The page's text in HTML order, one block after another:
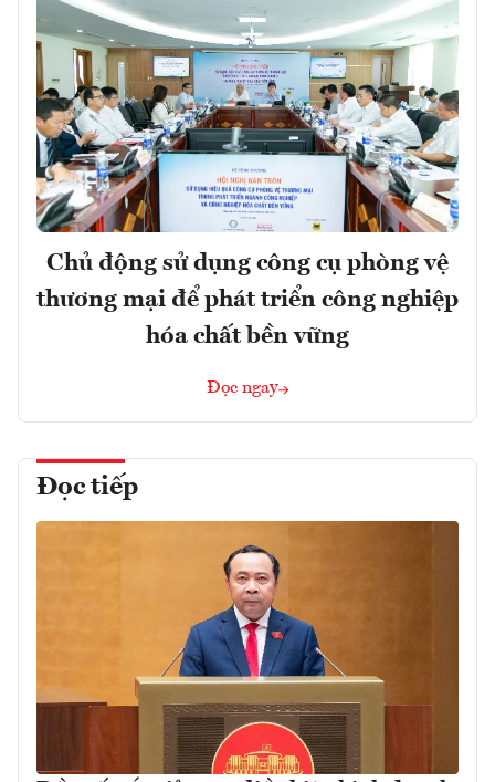
Chủ động sử dụng công cụ phòng vệ
thương mại để phát triển công nghiệp
hóa chất bền vững
Đọc ngay
Đọc tiếp